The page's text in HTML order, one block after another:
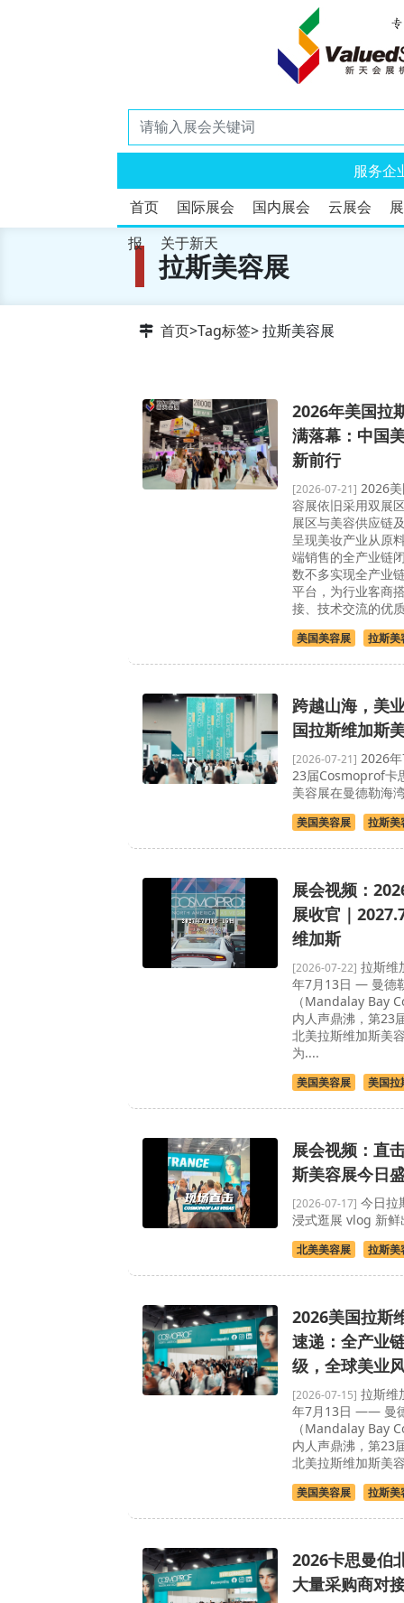
服务企
首页
国际展会 国内展会 云展会
报
关于新天
拉斯美容展
首页>Tag标签> 拉斯美容展
2026年美国拉
满落幕：中国
新前行
[2026-07-21] 2026
容展依旧采用双展
展区与美容供应链
呈现美妆产业从原
端销售的全产业链
数不多实现全产业
平台，为行业客商
接、技术交流的优
美国美容展 拉斯美
跨越山海，美
国拉斯维加斯
[2026-07-21] 2026
23届Cosmoprof卡
美容展在曼德勒海
美国美容展 拉斯美
展会视频：
展收官｜
维加斯
[2026-07-22] 拉斯维
年7月13日 — 曼德
（Mandalay Bay
内人声鼎沸，第23
北美拉斯维加斯美
为....
美国美容展 美国拉
展会视频：直
斯美容展今日
[2026-07-17] 今日拉
浸式逛展 vlog 新鲜
北美美容展 拉斯美
2026美国拉斯
速递：全产业
级，全球美业
[2026-07-15] 拉斯维
年7月13日 —— 曼
（Mandalay Bay
内人声鼎沸，第23
北美拉斯维加斯美
美国美容展 拉斯美
2026卡思曼伯
大量采购商对